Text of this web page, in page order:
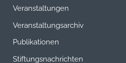
Veranstaltungen
Veranstaltungsarchiv
Publikationen
Stiftungsnachrichten